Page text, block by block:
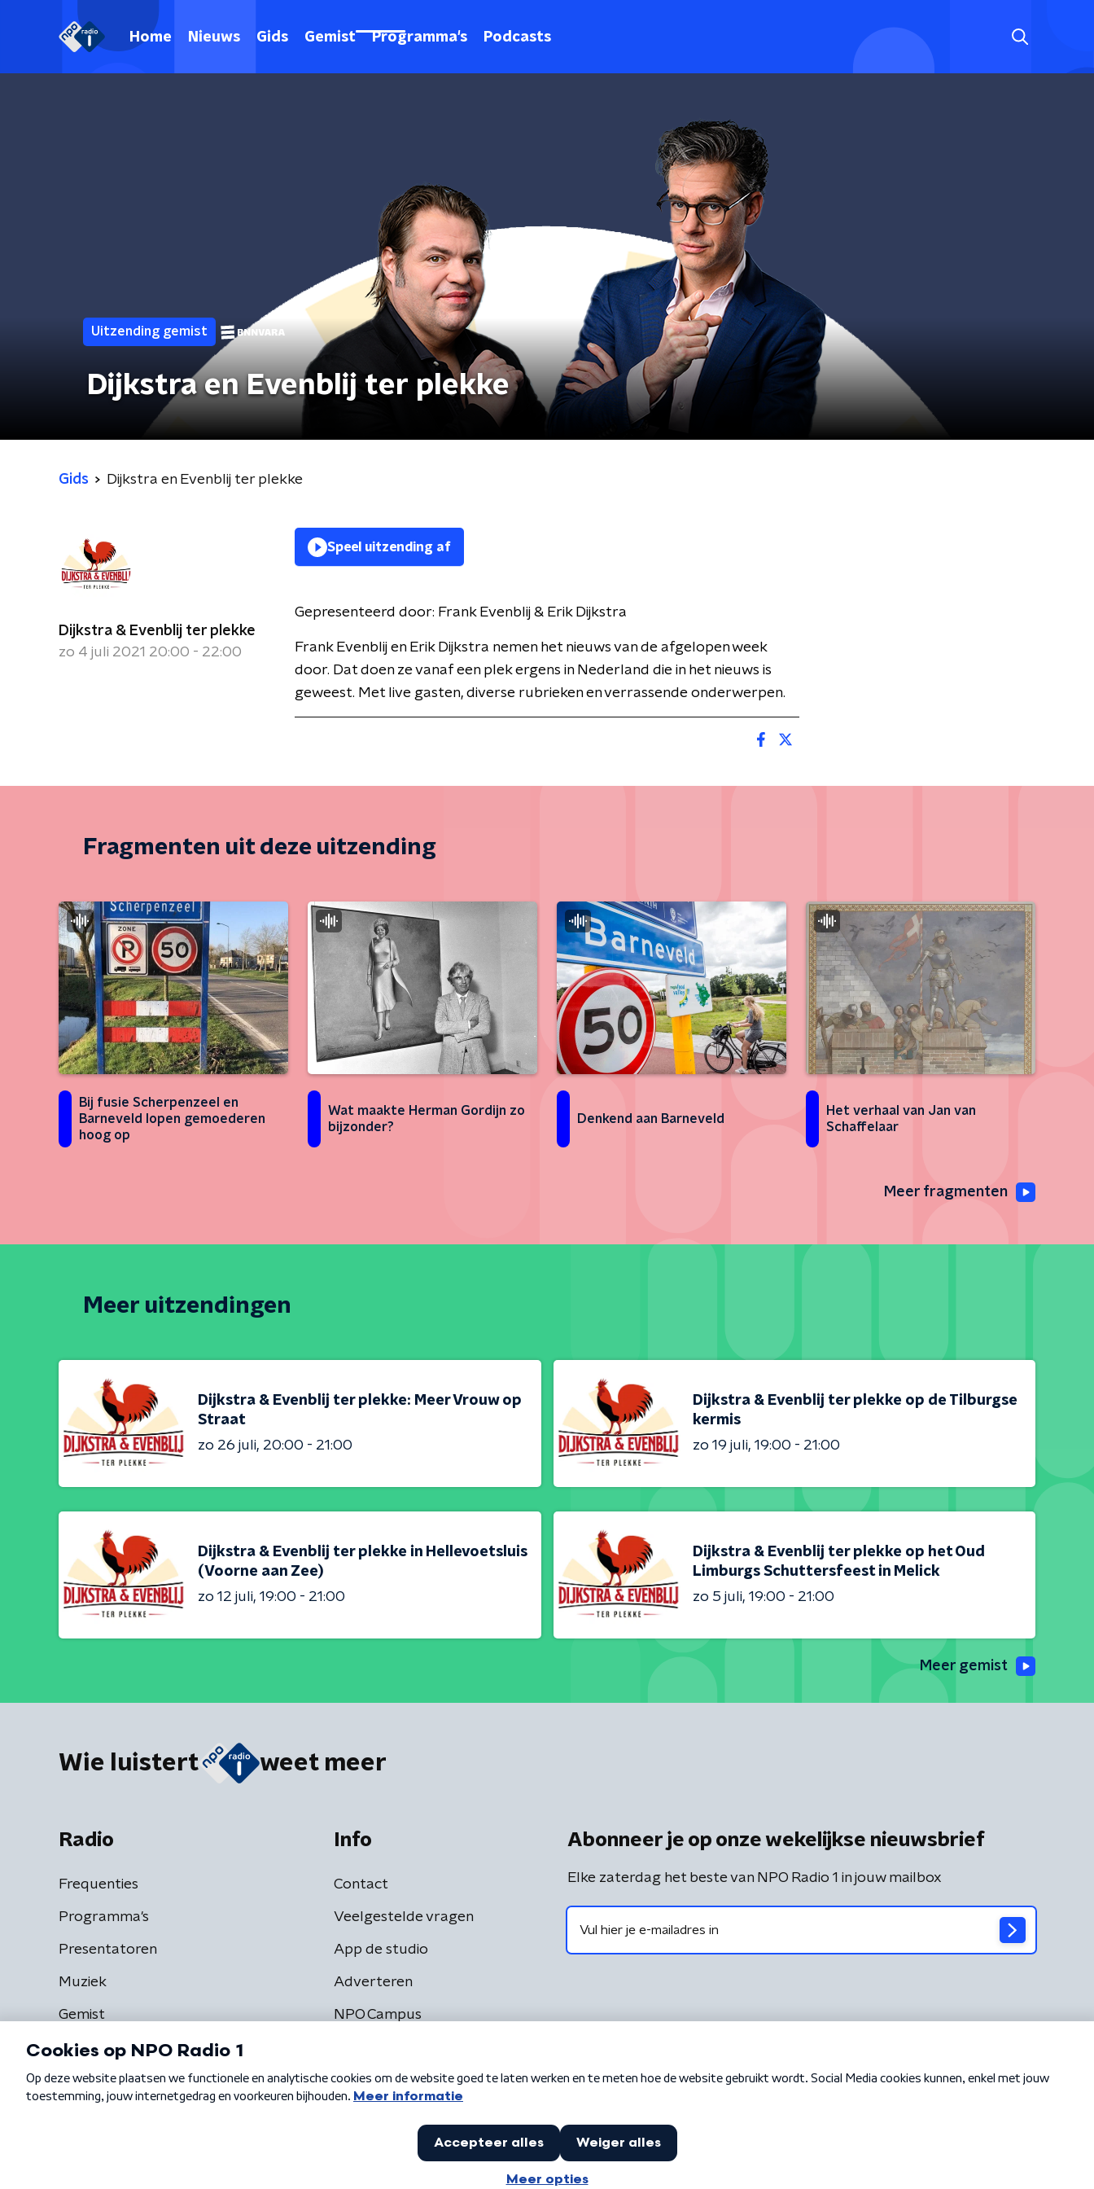
Home Nieuws Gids Gemist Programma's Podcasts
Uitzending gemist
Dijkstra en Evenblij ter plekke
Gids Dijkstra en Evenblij ter plekke
Dijkstra & Evenblij ter plekke
zo 4 juli 2021 20:00 - 22:00
Speel uitzending af
Gepresenteerd door: Frank Evenblij & Erik Dijkstra
Frank Evenblij en Erik Dijkstra nemen het nieuws van de afgelopen week
door. Dat doen ze vanaf een plek ergens in Nederland die in het nieuws is
geweest. Met live gasten, diverse rubrieken en verrassende onderwerpen.
Fragmenten uit deze uitzending
Bij fusie Scherpenzeel en
Barneveld lopen gemoederen
hoog op
Wat maakte Herman Gordijn zo
bijzonder?
Denkend aan Barneveld
Het verhaal van Jan van
Schaffelaar
Meer fragmenten
Meer uitzendingen
Dijkstra & Evenblij ter plekke: Meer Vrouw op
Straat
zo 26 juli 20:00 - 21:00
Dijkstra & Evenblij ter plekke op de Tilburgse
kermis
zo 19 juli 19:00 - 21:00
Dijkstra & Evenblij ter plekke in Hellevoetsluis
(Voorne aan Zee)
zo 12 juli 19:00 - 21:00
Dijkstra & Evenblij ter plekke op het Oud
Limburgs Schuttersfeest in Melick
zo 5 juli 19:00 - 21:00
Meer gemist
Wie luistert weet meer
Radio
Frequenties
Programma's
Presentatoren
Muziek
Gemist
Info
Contact
Veelgestelde vragen
App de studio
Adverteren
NPO Campus
Abonneer je op onze wekelijkse nieuwsbrief
Elke zaterdag het beste van NPO Radio 1 in jouw mailbox
Algemene voorwaarden Privacybeleid